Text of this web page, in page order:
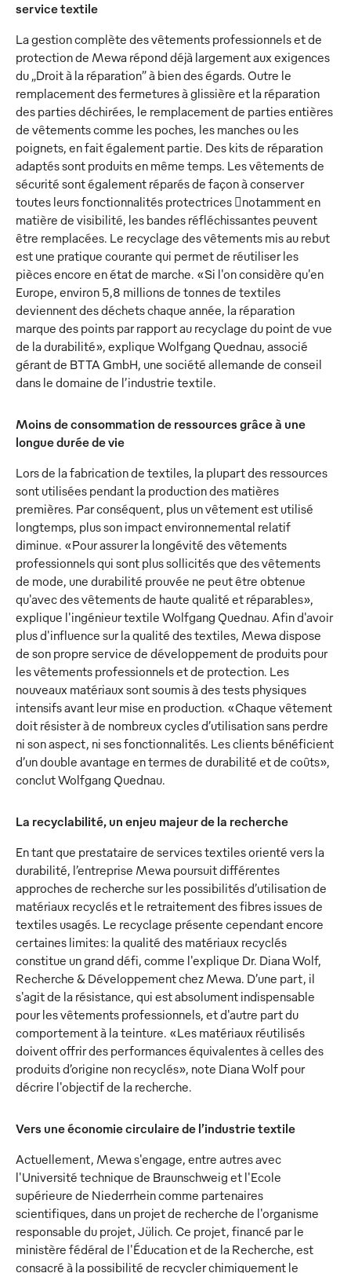
service textile
La gestion complète des vêtements professionnels et de
protection de Mewa répond déjà largement aux exigences
du „Droit à la réparation” à bien des égards. Outre le
remplacement des fermetures à glissière et la réparation
des parties déchirées, le remplacement de parties entières
de vêtements comme les poches, les manches ou les
poignets, en fait également partie. Des kits de réparation
adaptés sont produits en même temps. Les vêtements de
sécurité sont également réparés de façon à conserver
toutes leurs fonctionnalités protectrices notamment en
matière de visibilité, les bandes réfléchissantes peuvent
être remplacées. Le recyclage des vêtements mis au rebut
est une pratique courante qui permet de réutiliser les
pièces encore en état de marche. «Si l'on considère qu'en
Europe, environ 5,8 millions de tonnes de textiles
deviennent des déchets chaque année, la réparation
marque des points par rapport au recyclage du point de vue
de la durabilité», explique Wolfgang Quednau, associé
gérant de BTTA GmbH, une société allemande de conseil
dans le domaine de l’industrie textile.
Moins de consommation de ressources grâce à une
longue durée de vie
Lors de la fabrication de textiles, la plupart des ressources
sont utilisées pendant la production des matières
premières. Par conséquent, plus un vêtement est utilisé
longtemps, plus son impact environnemental relatif
diminue. «Pour assurer la longévité des vêtements
professionnels qui sont plus sollicités que des vêtements
de mode, une durabilité prouvée ne peut être obtenue
qu'avec des vêtements de haute qualité et réparables»,
explique l'ingénieur textile Wolfgang Quednau. Afin d'avoir
plus d'influence sur la qualité des textiles, Mewa dispose
de son propre service de développement de produits pour
les vêtements professionnels et de protection. Les
nouveaux matériaux sont soumis à des tests physiques
intensifs avant leur mise en production. «Chaque vêtement
doit résister à de nombreux cycles d’utilisation sans perdre
ni son aspect, ni ses fonctionnalités. Les clients bénéficient
d’un double avantage en termes de durabilité et de coûts»,
conclut Wolfgang Quednau.
La recyclabilité, un enjeu majeur de la recherche
En tant que prestataire de services textiles orienté vers la
durabilité, l’entreprise Mewa poursuit différentes
approches de recherche sur les possibilités d’utilisation de
matériaux recyclés et le retraitement des fibres issues de
textiles usagés. Le recyclage présente cependant encore
certaines limites: la qualité des matériaux recyclés
constitue un grand défi, comme l'explique Dr. Diana Wolf,
Recherche & Développement chez Mewa. D’une part, il
s'agit de la résistance, qui est absolument indispensable
pour les vêtements professionnels, et d'autre part du
comportement à la teinture. «Les matériaux réutilisés
doivent offrir des performances équivalentes à celles des
produits d’origine non recyclés», note Diana Wolf pour
décrire l'objectif de la recherche.
Vers une économie circulaire de l’industrie textile
Actuellement, Mewa s'engage, entre autres avec
l'Université technique de Braunschweig et l'Ecole
supérieure de Niederrhein comme partenaires
scientifiques, dans un projet de recherche de l'organisme
responsable du projet, Jülich. Ce projet, financé par le
ministère fédéral de l'Éducation et de la Recherche, est
consacré à la possibilité de recycler chimiquement le